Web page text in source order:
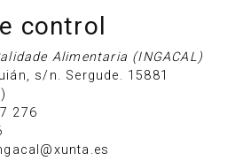
control
Alimentaria (INGACAL)
s/n. Sergude. 15881
276